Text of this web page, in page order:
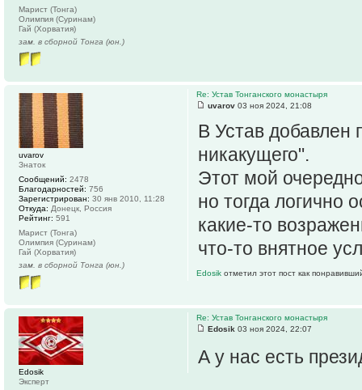
Марист (Тонга)
Олимпия (Суринам)
Гай (Хорватия)
зам. в сборной Тонга (юн.)
Re: Устав Тонганского монастыря
uvarov 03 ноя 2024, 21:08
В Устав добавлен
никакущего".
Этот мой
но тогда логично
какие-то
что-то внятное
Edosik отметил этот пост как
uvarov
Знаток
Сообщений: 2478
Благодарностей: 756
Зарегистрирован: 30 янв 2010, 11:28
Откуда: Донецк, Россия
Рейтинг: 591
Марист (Тонга)
Олимпия (Суринам)
Гай (Хорватия)
зам. в сборной Тонга (юн.)
Re: Устав Тонганского монастыря
Edosik 03 ноя 2024, 22:07
А у нас есть
Edosik
Эксперт